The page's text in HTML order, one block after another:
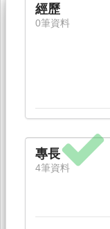
經歷
0筆資料
專長
4筆資料